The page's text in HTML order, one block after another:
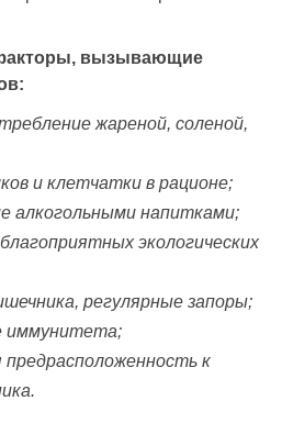
вызывающие
жареной, соленой,
и клетчатки в рационе;
алкогольными напитками;
экологических
регулярные запоры;
иммунитета;
предрасположенность к